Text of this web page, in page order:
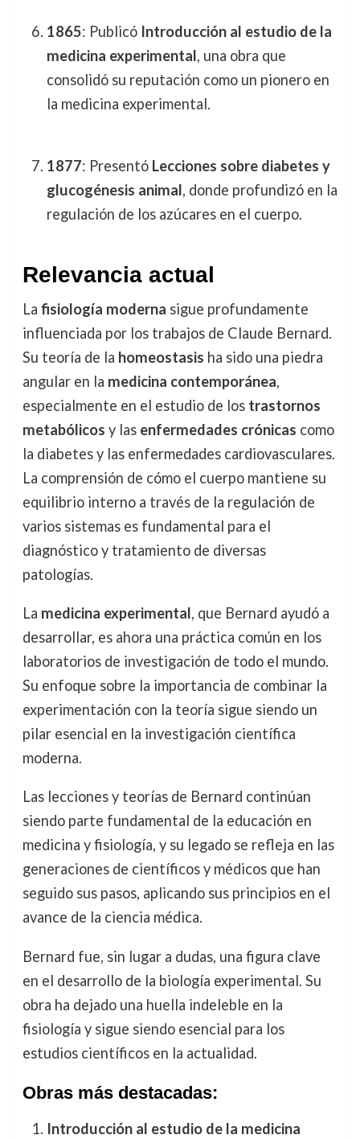
1865: Publicó Introducción al estudio de la
medicina experimental, una obra que
consolidó su reputación como un pionero en
la medicina experimental.
1877: Presentó Lecciones sobre diabetes y
glucogénesis animal, donde profundizó en la
regulación de los azúcares en el cuerpo.
Relevancia actual
La fisiología moderna sigue profundamente
influenciada por los trabajos de Claude Bernard.
Su teoría de la homeostasis ha sido una piedra
angular en la medicina contemporánea,
especialmente en el estudio de los trastornos
metabólicos y las enfermedades crónicas como
la diabetes y las enfermedades cardiovasculares.
La comprensión de cómo el cuerpo mantiene su
equilibrio interno a través de la regulación de
varios sistemas es fundamental para el
diagnóstico y tratamiento de diversas
patologías.
La medicina experimental, que Bernard ayudó a
desarrollar, es ahora una práctica común en los
laboratorios de investigación de todo el mundo.
Su enfoque sobre la importancia de combinar la
experimentación con la teoría sigue siendo un
pilar esencial en la investigación científica
moderna.
Las lecciones y teorías de Bernard continúan
siendo parte fundamental de la educación en
medicina y fisiología, y su legado se refleja en las
generaciones de científicos y médicos que han
seguido sus pasos, aplicando sus principios en el
avance de la ciencia médica.
Bernard fue, sin lugar a dudas, una figura clave
en el desarrollo de la biología experimental. Su
obra ha dejado una huella indeleble en la
fisiología y sigue siendo esencial para los
estudios científicos en la actualidad.
Obras más destacadas:
Introducción al estudio de la medicina